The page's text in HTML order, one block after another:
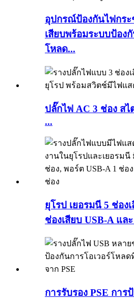
อุปกรณ์ป้องกันไฟกร
เสียบพร้อมระบบป้อง
โหลด...
ปลั๊กไฟ AC 3 ช่อง สไ
...
ยุโรป เยอรมนี 5 ช่อง
ช่องเสียบ USB-A แล
การรับรอง PSE การ